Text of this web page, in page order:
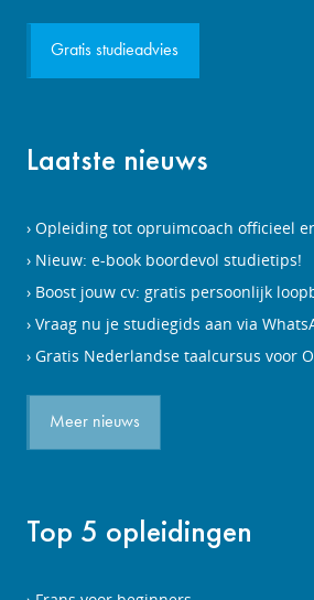
Gratis studieadvies
Laatste nieuws
Opleiding tot opruimcoach officieel
Nieuw: e-book boordevol studietips!
Boost jouw cv: gratis persoonlijk
Vraag nu je studiegids aan via
Gratis Nederlandse taalcursus voor
Meer nieuws
Top 5 opleidingen